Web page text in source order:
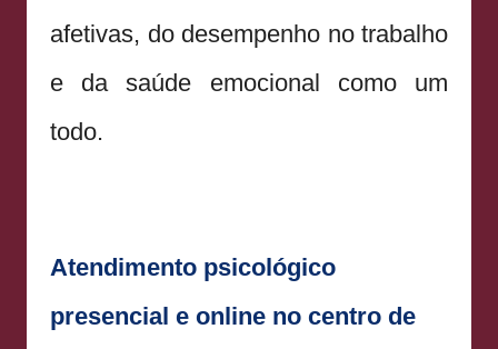
afetivas, do desempenho no trabalho
e da saúde emocional como um
todo.
Atendimento psicológico
presencial e online no centro de